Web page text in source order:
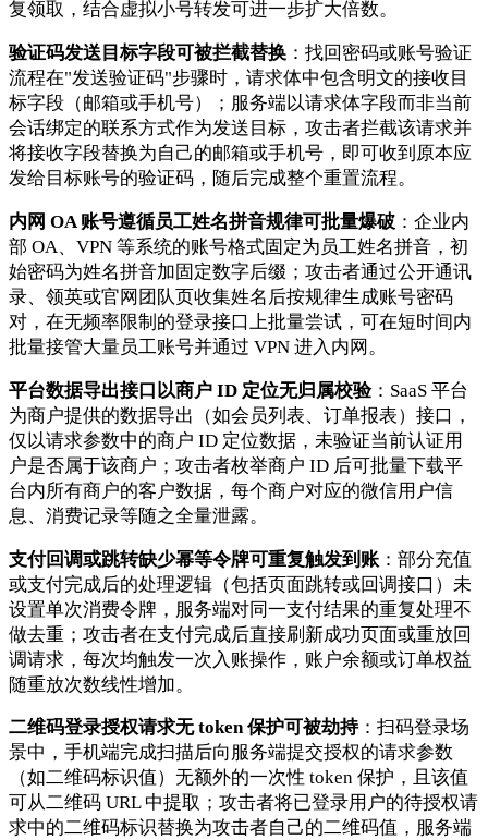
复领取，结合虚拟小号转发可进一步扩大倍数。
验证码发送目标字段可被拦截替换 ：找回密码或账号验证
流程在"发送验证码"步骤时，请求体中包含明文的接收目
标字段（邮箱或手机号）；服务端以请求体字段而非当前
会话绑定的联系方式作为发送目标，攻击者拦截该请求并
将接收字段替换为自己的邮箱或手机号，即可收到原本应
发给目标账号的验证码，随后完成整个重置流程。
内网 OA 账号遵循员工姓名拼音规律可批量爆破 ：企业内
部 OA、VPN 等系统的账号格式固定为员工姓名拼音，初
始密码为姓名拼音加固定数字后缀；攻击者通过公开通讯
录、领英或官网团队页收集姓名后按规律生成账号密码
对，在无频率限制的登录接口上批量尝试，可在短时间内
批量接管大量员工账号并通过 VPN 进入内网。
平台数据导出接口以商户 ID 定位无归属校验：SaaS 平台
为商户提供的数据导出（如会员列表、订单报表）接口，
仅以请求参数中的商户 ID 定位数据，未验证当前认证用
户是否属于该商户；攻击者枚举商户 ID 后可批量下载平
台内所有商户的客户数据，每个商户对应的微信用户信
息、消费记录等随之全量泄露。
支付回调或跳转缺少幂等令牌可重复触发到账 ：部分充值
或支付完成后的处理逻辑（包括页面跳转或回调接口）未
设置单次消费令牌，服务端对同一支付结果的重复处理不
做去重；攻击者在支付完成后直接刷新成功页面或重放回
调请求，每次均触发一次入账操作，账户余额或订单权益
随重放次数线性增加。
二维码登录授权请求无 token 保护可被劫持：扫码登录场
景中，手机端完成扫描后向服务端提交授权的请求参数
（如二维码标识值）无额外的一次性 token 保护，且该值
可从二维码 URL 中提取；攻击者将已登录用户的待授权请
求中的二维码标识替换为攻击者自己的二维码值，服务端